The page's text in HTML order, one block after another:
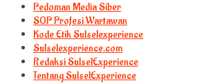
Pedoman Media Siber
S0P Profesi Wartawan
Kode Etik Sulselexperience
Sulselexperience.com
Redaksi SulselExperience
Tentang SulselExperience